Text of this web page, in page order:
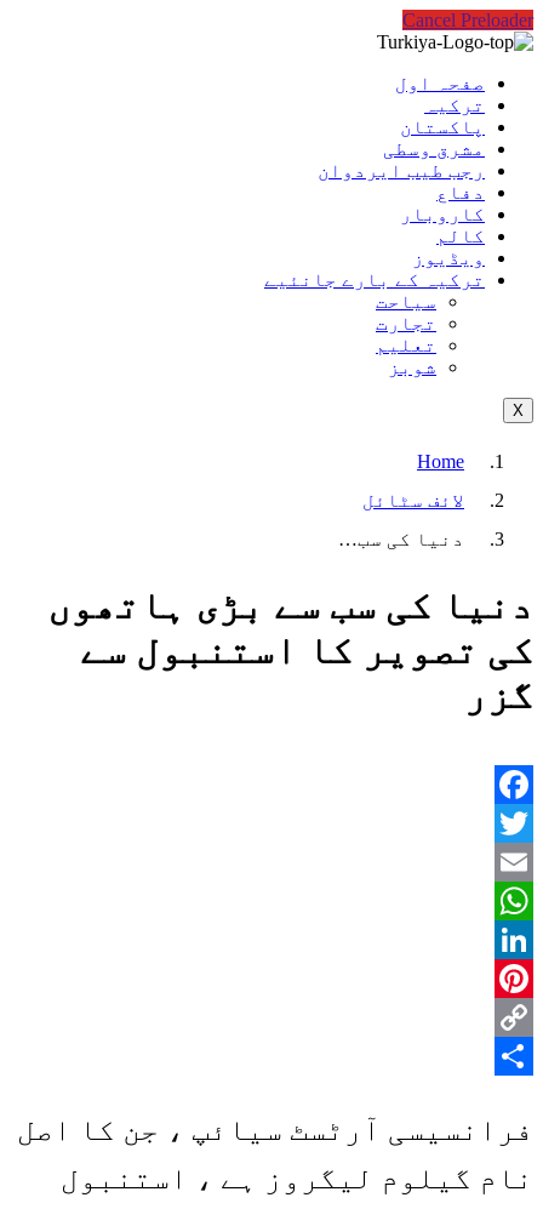
Cancel Preloader
صفحہ اول
ترکیہ
پاکستان
مشرق وسطی
رجب طیب ایردوان
دفاع
کاروبار
کالم
ویڈیوز
ترکیہ کے بارے جانئیے
سیاحت
تجارت
تعلیم
شوبز
X
Home
لائف سٹائل
دنیا کی سب…
دنیا کی سب سے بڑی ہاتھوں
کی تصویر کا استنبول سے
گزر
Facebook
Twitter
Email
WhatsApp
LinkedIn
Pinterest
Copy
فرانسیسی آرٹسٹ سیائپ ، جن کا اصل
نام گیلوم لیگروز ہے ، استنبول